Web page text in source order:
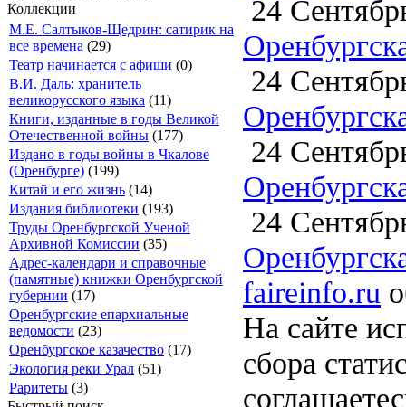
Коллекции
М.Е. Салтыков-Щедрин: сатирик на
все времена (29)
Театр начинается с афиши (0)
В.И. Даль: хранитель
великорусского языка (11)
Книги, изданные в годы Великой
Отечественной войны (177)
Издано в годы войны в Чкалове
(Оренбурге) (199)
Китай и его жизнь (14)
Издания библиотеки (193)
Труды Оренбургской Ученой
Архивной Комиссии (35)
Адрес-календари и справочные
(памятные) книжки Оренбургской
губернии (17)
Оренбургские епархиальные
ведомости (23)
Оренбургское казачество (17)
Экология реки Урал (51)
Раритеты (3)
24
24
24
24
faireinfo.ru
На сайте
сбора